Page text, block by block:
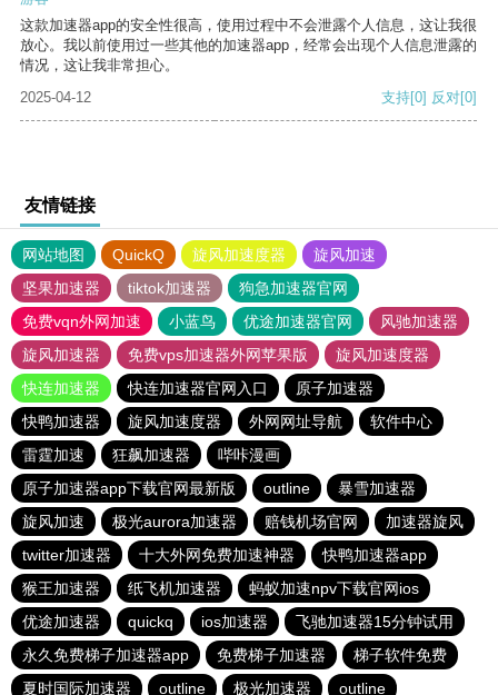
这款加速器app的安全性很高，使用过程中不会泄露个人信息，这让我很
放心。我以前使用过一些其他的加速器app，经常会出现个人信息泄露的
情况，这让我非常担心。
2025-04-12
支持[0] 反对[0]
友情链接
网站地图 QuickQ 旋风加速度器
旋风加速
坚果加速器
tiktok加速器
狗急加速器官网
免费vqn外网加速
小蓝鸟 优途加速器官网
风驰加速器
旋风加速器
免费vps加速器外网苹果版
旋风加速度器
快连加速器
快连加速器官网入口
原子加速器
快鸭加速器
旋风加速度器 外网网址导航
软件中心
雷霆加速
狂飙加速器
哔咔漫画
原子加速器app下载官网最新版
outline
暴雪加速器
旋风加速
极光aurora加速器 赔钱机场官网
加速器旋风
twitter加速器
十大外网免费加速神器
快鸭加速器app
猴王加速器
纸飞机加速器
蚂蚁加速npv下载官网ios
优途加速器
quickq ios加速器
飞驰加速器15分钟试用
永久免费梯子加速器app
免费梯子加速器
梯子软件免费
夏时国际加速器
outline 极光加速器 outline